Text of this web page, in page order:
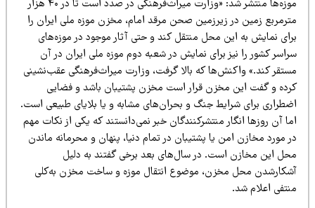
موزه‌ها منتشر شد: «وزارت میراث‌فرهنگی در صدد است تا در ۴۰ هزار
زمین در زیرزمین صحن مرقد امام، مخزن موزه ملی ایران را
نمایش به این محل منتقل کند و حتی آثار موجود در موزه‌های
کشور را نیز برای نمایش در شعبه دوم موزه ملی ایران در آن
کند.» واکنش‌ها که بالا گرفت، وزارت میراث‌فرهنگی عقب‌نشینی
و گفت این مخزن قرار است مخزن پشتیبان باشد و فضایی
برای شرایط جنگ و بحران‌های مشابه و یا بلایای طبیعی است.
آن روزها انگار منتشرکنندگان خبر نمی‌دانستند که یکی از نکات مهم
مورد مخازن امن یا پشتیبان در تمام دنیا، پنهان و محرمانه ماندن
این مخازن است. در سال‌های بعد برخی گفتند به دلیل
محل مخزن، موضوع انتقال موزه و ساخت مخزن به‌کلی
اعلام شد.